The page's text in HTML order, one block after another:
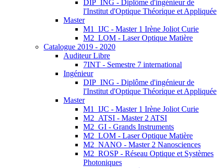
DIP_ING - Diplôme d'ingénieur de
l'Institut d'Optique Théorique et Appliquée
Master
M1_IJC - Master 1 Irène Joliot Curie
M2_LOM - Laser Optique Matière
Catalogue 2019 - 2020
Auditeur Libre
7INT - Semestre 7 international
Ingénieur
DIP_ING - Diplôme d'ingénieur de
l'Institut d'Optique Théorique et Appliquée
Master
M1_IJC - Master 1 Irène Joliot Curie
M2_ATSI - Master 2 ATSI
M2_GI - Grands Instruments
M2_LOM - Laser Optique Matière
M2_NANO - Master 2 Nanosciences
M2_ROSP - Réseau Optique et Systèmes
Photoniques